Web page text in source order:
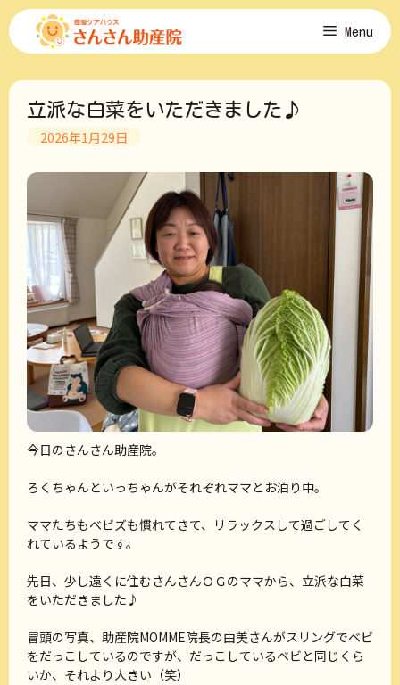
コ
ン
ツ
Menu
立派な白菜をいただきました♪
2026年1月29日
今日のさんさん助産院。
ろくちゃんといっちゃんがそれぞれママとお泊り中。
ママたちもべビズも慣れてきて、リラックスして過ごしてく
れているようです。
先日、少し遠くに住むさんさんＯＧのママから、立派な白菜
をいただきました♪
冒頭の写真、助産院MOMME院長の由美さんがスリングでベビ
をだっこしているのですが、だっこしているベビと同じくら
いか、それより大きい（笑）